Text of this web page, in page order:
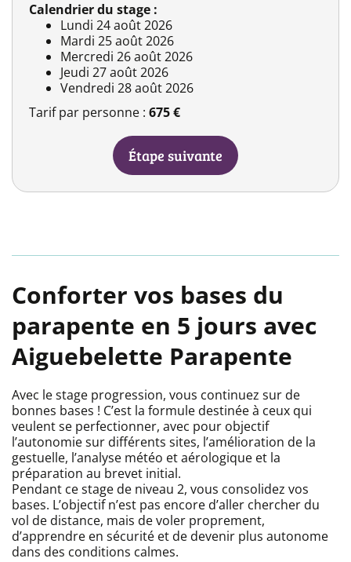
Conforter vos bases du
parapente en 5 jours avec
Aiguebelette Parapente
Avec le stage progression, vous continuez sur de
bonnes bases ! C’est la formule destinée à ceux qui
veulent se perfectionner, avec pour objectif
l’autonomie sur différents sites, l’amélioration de la
gestuelle, l’analyse météo et aérologique et la
préparation au brevet initial.
Pendant ce stage de niveau 2, vous consolidez vos
bases. L’objectif n’est pas encore d’aller chercher du
vol de distance, mais de voler proprement,
d’apprendre en sécurité et de devenir plus autonome
dans des conditions calmes.
Calendrier du stage :
Lundi 24 août 2026
Mardi 25 août 2026
Mercredi 26 août 2026
Jeudi 27 août 2026
Vendredi 28 août 2026
Tarif par personne : 675 €
Étape suivante